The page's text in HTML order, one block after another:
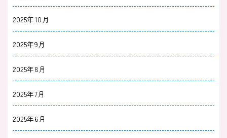
2025年10月
2025年9月
2025年8月
2025年7月
2025年6月